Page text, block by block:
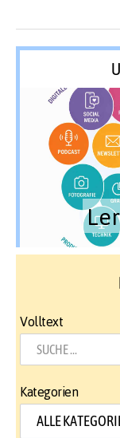
Volltext
Kategorien